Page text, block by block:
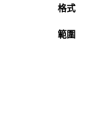
格式
範圍